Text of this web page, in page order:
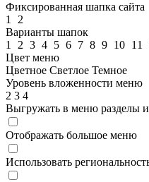
Фиксированная шапка сайта
1
2
Варианты шапок
1
2 3 4 5 6 7 8 9 10 11
Цвет меню
Цветное Светлое Темное
Уровень вложенности меню
2 3 4
Выгружать в меню разделы
Отображать большое меню
Использовать